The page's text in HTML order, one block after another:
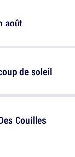
août
Couilles
de soleil